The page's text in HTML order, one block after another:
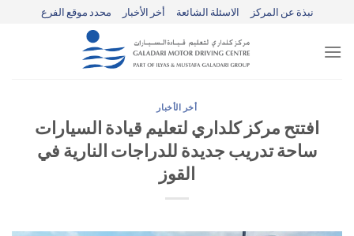
content
نبذة عن المركز الاسئلة الشائعة أخر الأخبار محدد موقع الفرع
أخر الأخبار
افتتح مركز كلداري لتعليم قيادة السيارات
ساحة تدريب جديدة للدراجات النارية في
القوز